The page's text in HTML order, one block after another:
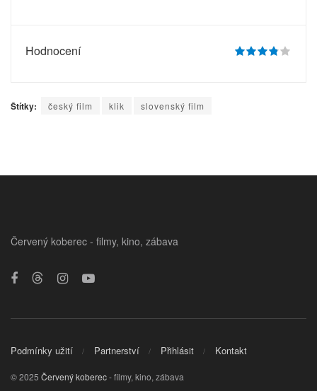
Hodnocení
Štítky: český film klik slovenský film
Červený koberec - filmy, kino, zábava
Podmínky užití Partnerství Přihlásit Kontakt
© 2025 Červený koberec- filmy, kino, zábava